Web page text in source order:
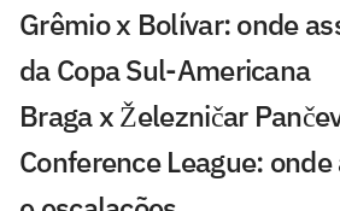
Grêmio x Bolívar: onde
da Copa Sul-Americana
Braga x Železničar
Conference League: